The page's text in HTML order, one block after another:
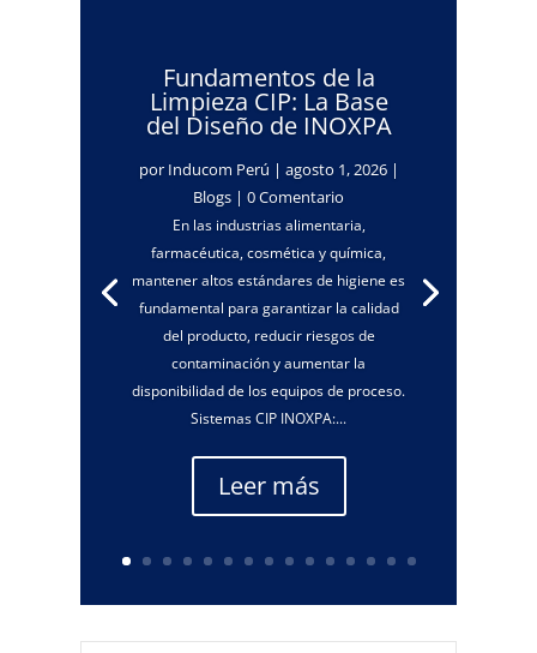
Fundamentos de la
Limpieza CIP: La Base
del Diseño de INOXPA
por Inducom Perú | agosto 1, 2026|
Blogs | 0 Comentario
En las industrias alimentaria,
farmacéutica, cosmética y química,
mantener altos estándares de higiene es
fundamental para garantizar la calidad
del producto, reducir riesgos de
contaminación y aumentar la
disponibilidad de los equipos de proceso.
Sistemas CIP INOXPA:...
Leer más